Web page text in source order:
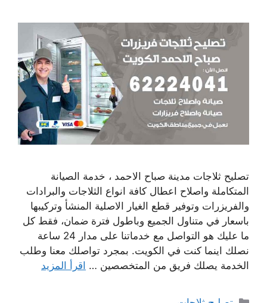
تصليح ثلاجات مدينة صباح الاحمد ، خدمة الصيانة
المتكاملة واصلاح اعطال كافة انواع الثلاجات والبرادات
والفريزرات وتوفير قطع الغيار الاصلية المنشأ وتركيبها
باسعار في متناول الجميع وباطول فترة ضمان، فقط كل
ما عليك هو التواصل مع خدماتنا على مدار 24 ساعة
نصلك اينما كنت في الكويت. بمجرد تواصلك معنا وطلب
الخدمة يصلك فريق من المتخصصين … اقرأ المزيد
التصنيفات